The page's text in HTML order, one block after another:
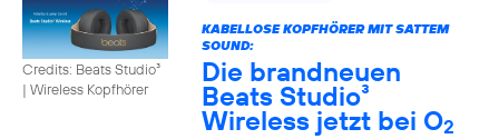
Credits: Beats Studio³
| Wireless Kopfhörer
KABELLOSE KOPFHÖRER MIT SATTEM
SOUND:
Die brandneuen
Beats Studio³
Wireless jetzt bei O2